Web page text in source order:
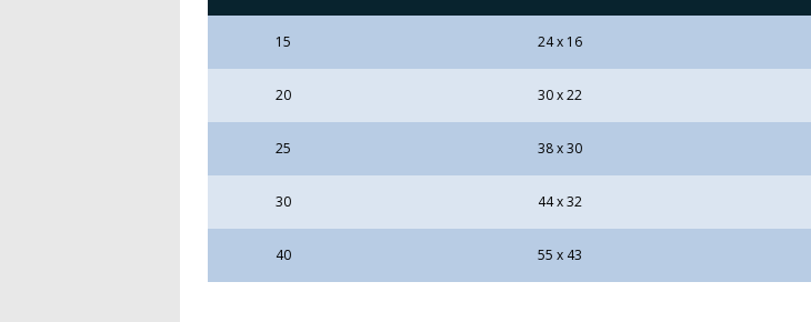
15 24 x 16
20 30 x 22
25 38 x 30
30 44 x 32
40 55 x 43